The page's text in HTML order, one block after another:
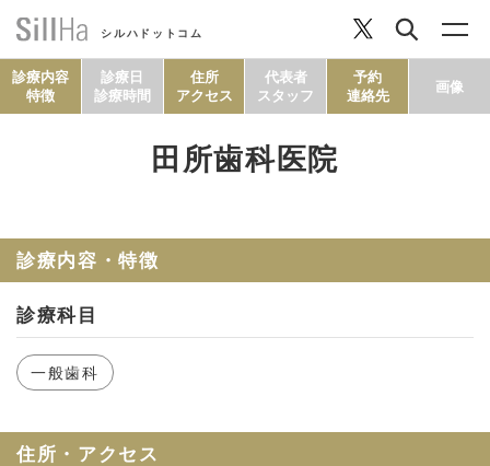
シルハドットコム
診療内容
特徴
診療日
診療時間
住所
アクセス
代表者
スタッフ
予約
連絡先
画像
田所歯科医院
診療内容・特徴
診療科目
一般歯科
住所・アクセス